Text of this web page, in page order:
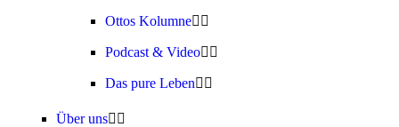
Ottos Kolumne
Podcast & Video
Das pure Leben
Über uns